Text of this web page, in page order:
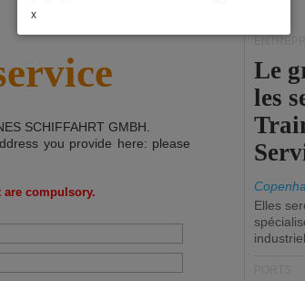
x
SCHIFFAHRT GMBH
you provide here: please
are compulsory.
Le
les
Elles